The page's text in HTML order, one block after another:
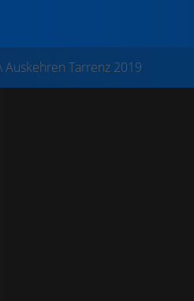
Auskehren Tarrenz 2019